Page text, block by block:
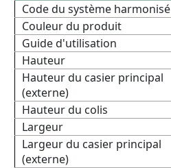
Code du système harmonisé
Couleur du produit
Guide d'utilisation
Hauteur
Hauteur du casier principal
(externe)
Hauteur du colis
Largeur
Largeur du casier principal
(externe)